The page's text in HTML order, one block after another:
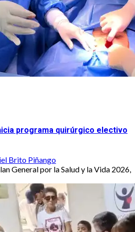
programa quirúrgico electivo
Brito Piñango
General por la Salud y la Vida 2026,